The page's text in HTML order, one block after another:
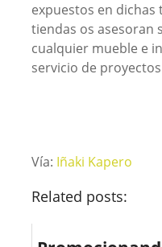
expuestos en dichas
tiendas os asesoran
cualquier mueble e
servicio de
Vía: Iñaki Kapero
Related posts: